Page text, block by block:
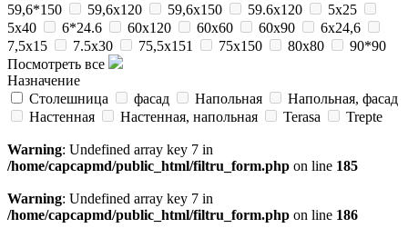
59,6*150
59,6x120 59,6x150 59.6x120
5x25
5x40
6*24.6 60x120 60x60 60x90
6x24,6
7,5x15
7.5x30 75,5x151 75x150 80x80
90*90
Посмотреть все
Назначение
Cтолешница
фасад Напольная
Напольная, фасад
Настенная
Настенная, напольная Terasa Trepte
Warning: Undefined array key 7 in
/home/capcapmd/public_html/filtru_form.php on line 185
Warning: Undefined array key 7 in
/home/capcapmd/public_html/filtru_form.php on line 186